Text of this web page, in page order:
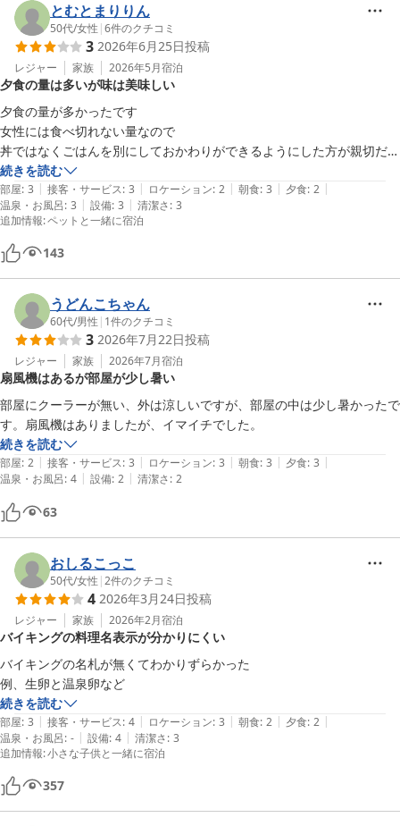
とむとまりりん
50代/女性 |6件のクチコミ
3 2026年6月25日投稿
レジャー 家族 2026年5月宿泊
夕食の量は多いが味は美味しい
夕食の量が多かったです
女性には食べ切れない量なので
丼ではなくごはんを別にしておかわりができるようにした方が親切だと
思います
朝食は適量でサラダやデザートがバイキングで良かったです
続きを読む
部屋: 3 | 接客・サービス: 3 | ロケーション: 2 | 朝食: 3 | 夕食: 2 |
温泉・お風呂: 3 | 設備: 3 | 清潔さ: 3
追加情報:ペットと一緒に宿泊
143
うどんこちゃん
60代/男性 | 1件のクチコミ
3 2026年7月22日投稿
レジャー 家族 2026年7月宿泊
扇風機はあるが部屋が少し暑い
部屋にクーラーが無い、外は涼しいですが、部屋の中は少し暑かったで
す。扇風機はありましたが、イマイチでした。
続きを読む
部屋: 2 | 接客・サービス: 3 | ロケーション: 3 | 朝食: 3 | 夕食: 3 |
温泉・お風呂: 4 | 設備: 2 | 清潔さ: 2
63
おしるこっこ
50代/女性 |2件のクチコミ
4 2026年3月24日投稿
レジャー 家族 2026年2月宿泊
バイキングの料理名表示が分かりにくい
バイキングの名札が無くてわかりずらかった
例、生卵と温泉卵など
続きを読む
部屋: 3 | 接客・サービス: 4 | ロケーション: 3 | 朝食: 2 | 夕食: 2 |
温泉・お風呂: - | 設備: 4 | 清潔さ: 3
追加情報:小さな子供と一緒に宿泊
357